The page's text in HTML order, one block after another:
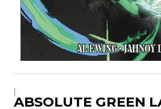
|
ABSOLUTE GREEN